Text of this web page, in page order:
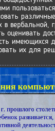
в вербальной,
оценивать
имеющихся
их для